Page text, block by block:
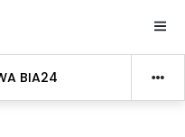
BIA24